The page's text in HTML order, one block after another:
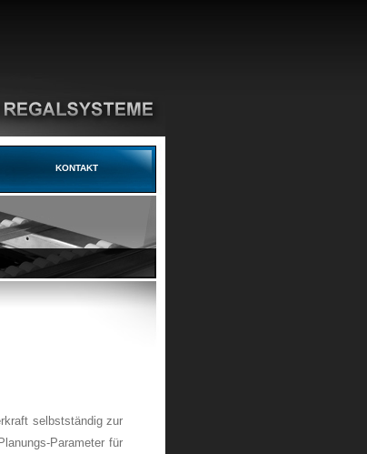
KONTAKT
selbstständig zur
Parameter für